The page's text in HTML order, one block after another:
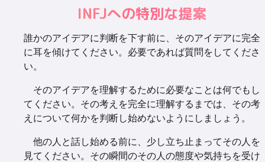
INFJへの特別な提案
誰かのアイデアに判断を下す前に、そのアイデアに完全
に耳を傾けてください。必要であれば質問をしてくださ
い。
そのアイデアを理解するために必要なことは何でもし
てください。その考えを完全に理解するまでは、その考
えについて何かを判断し始めないようにしましょう。
他の人と話し始める前に、少し立ち止まってその人を
見てください。その瞬間のその人の態度や気持ちを受け